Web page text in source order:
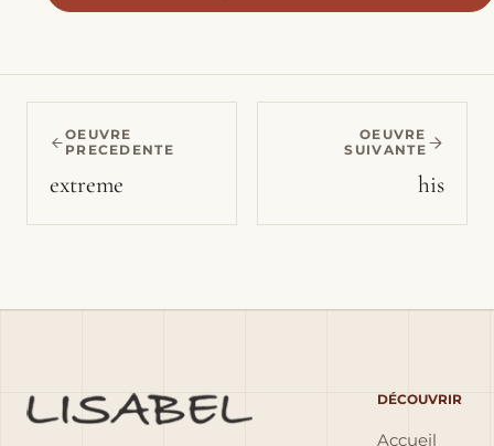
OEUVRE
PRECEDENTE
extreme
OEUVRE
SUIVANTE
his
DÉCOUVRIR
Accueil